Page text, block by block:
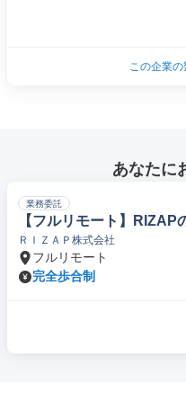
この企業
あなたに
業務委託
【フルリモート】RIZAP
ＲＩＺＡＰ株式会社
フルリモート
完全歩合制